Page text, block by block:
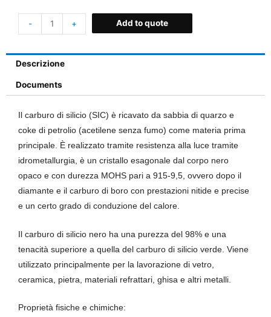
- + Add to quote
Descrizione
Documents
Il carburo di silicio (SIC) è ricavato da sabbia di quarzo e
coke di petrolio (acetilene senza fumo) come materia prima
principale. È realizzato tramite resistenza alla luce tramite
idrometallurgia, è un cristallo esagonale dal corpo nero
opaco e con durezza MOHS pari a 915-9,5, ovvero dopo il
diamante e il carburo di boro con prestazioni nitide e precise
e un certo grado di conduzione del calore.
Il carburo di silicio nero ha una purezza del 98% e una
tenacità superiore a quella del carburo di silicio verde. Viene
utilizzato principalmente per la lavorazione di vetro,
ceramica, pietra, materiali refrattari, ghisa e altri metalli.
Proprietà fisiche e chimiche: